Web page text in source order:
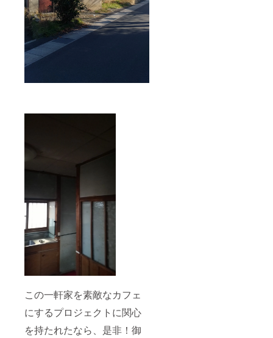
この一軒家を素敵なカフェ
にするプロジェクトに関心
を持たれたなら、是非！御